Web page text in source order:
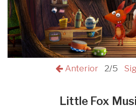
Anterior 2/5
Little Fox